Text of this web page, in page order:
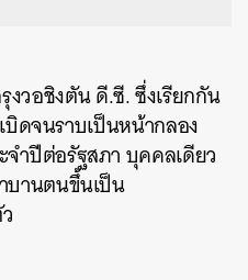
วอชิงตัน ดี.ซี. ซึ่งเรียกกัน
บิดจนราบเป็นหน้ากลอง
จำปีต่อรัฐสภา บุคคลเดียว
บานตนขึ้นเป็น